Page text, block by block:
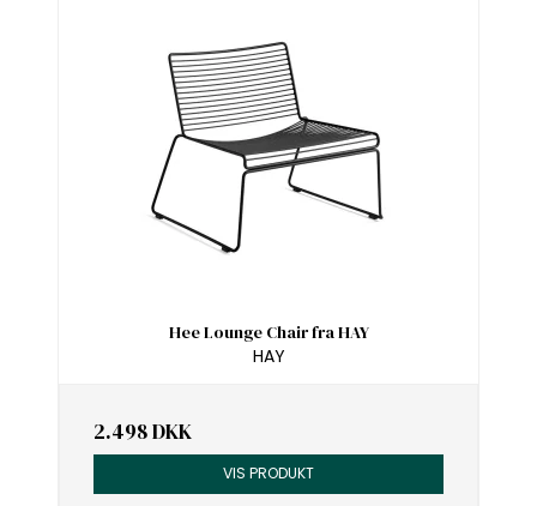
Hee Lounge Chair fra HAY
HAY
2.498 DKK
VIS PRODUKT